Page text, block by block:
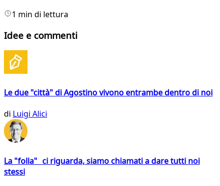
1 min di lettura
Idee e commenti
Le due "città" di Agostino vivono entrambe dentro di noi
di Luigi Alici
La "folla" ci riguarda, siamo chiamati a dare tutti noi
stessi